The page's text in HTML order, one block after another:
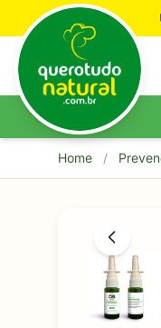
Pular para o
Home /